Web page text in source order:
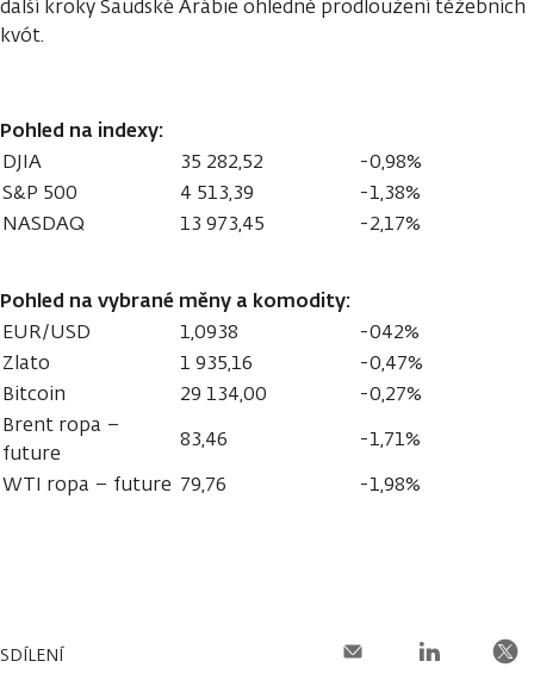
další kroky Saudské Arábie ohledně prodloužení těžebních
kvót.
Pohled na indexy:
DJIA 35 282,52
-0,98%
S&P 500
4 513,39
-1,38%
NASDAQ
13 973,45 -2,17%
Pohled na vybrané měny a komodity:
EUR/USD 1,0938
-042%
Zlato
1 935,16
-0,47%
Bitcoin
29 134,00
-0,27%
Brent ropa –
future
83,46
-1,71%
WTI ropa – future 79,76 -1,98%
SDÍLENÍ